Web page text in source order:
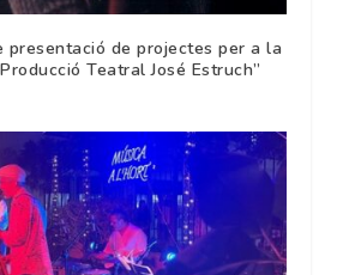
presentació de projectes per a la
Teatral José Estruch”